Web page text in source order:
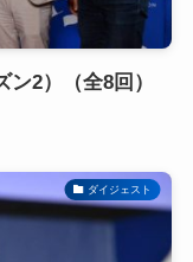
2）（全8回）
ダイジェスト